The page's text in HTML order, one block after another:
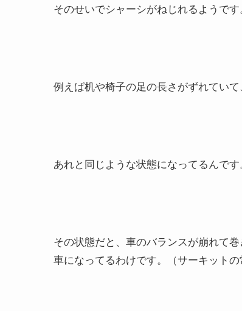
そのせいでシャーシがねじれるようです
例えば机や椅子の足の長さがずれてい
あれと同じような状態になってるんです
その状態だと、車のバランスが崩れて
車になってるわけです。（サーキットの